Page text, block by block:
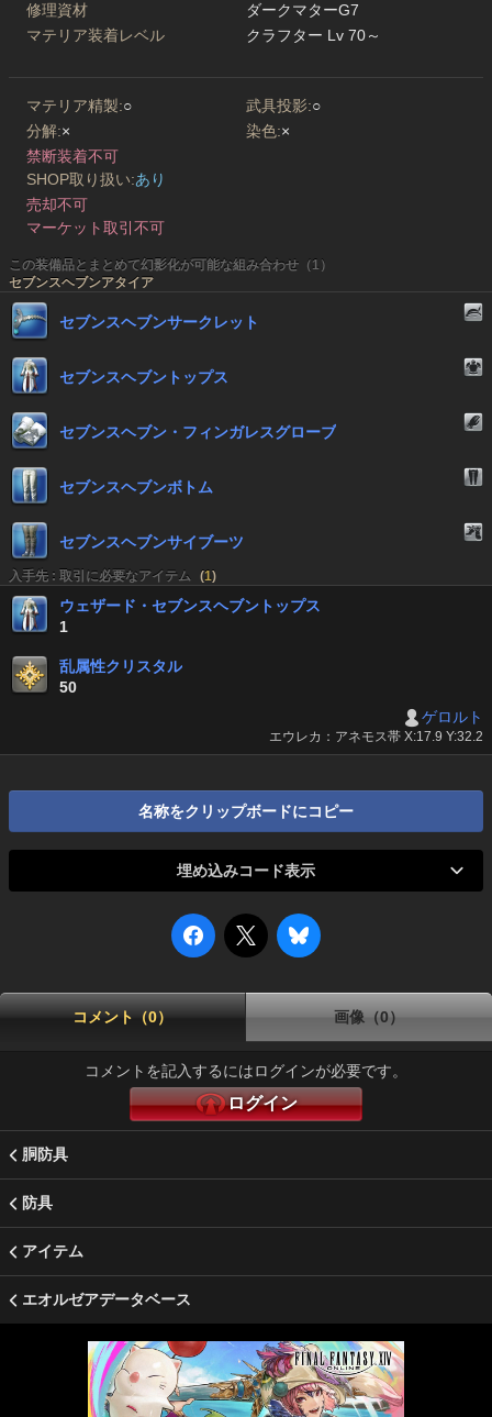
修理資材
ダークマターG7
マテリア装着レベル
クラフター Lv 70～
マテリア精製:○ 武具投影:○
分解:× 染色:×
禁断装着不可
SHOP取り扱い:あり
売却不可
マーケット取引不可
この装備品とまとめて幻影化が可能な組み合わせ（1）
セブンスヘブンアタイア
セブンスヘブンサークレット
セブンスヘブントップス
セブンスヘブン・フィンガレスグローブ
セブンスヘブンボトム
セブンスヘブンサイブーツ
入手先 : 取引に必要なアイテム (1)
ウェザード・セブンスヘブントップス
1
乱属性クリスタル
50
ゲロルト
エウレカ：アネモス帯 X:17.9 Y:32.2
名称をクリップボードにコピー
埋め込みコード表示
コメント（0） 画像（0）
コメントを記入するにはログインが必要です。
ログイン
胴防具
防具
アイテム
エオルゼアデータベース